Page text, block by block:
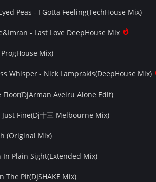
Peas - I Gotta Feeling(TechHouse Mix)
- Last Love DeepHouse Mix
Mix)
Whisper - Nick Lamprakis(DeepHouse Mix)
Floor(DjArman Aveiru Alone Edit)
Just Fine(Dj十三 Melbourne Mix)
(Original Mix)
In Plain Sight(Extended Mix)
Pit(DJSHAKE Mix)